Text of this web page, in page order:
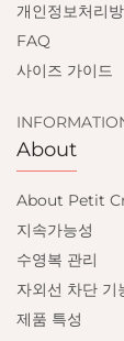
개인정보처리
FAQ
사이즈 가이드
About
About Petit
지속가능성
수영복 관리
자외선 차단 기
제품 특성